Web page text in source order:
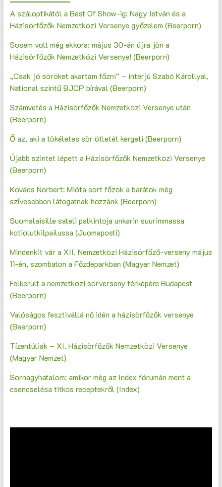
A száloptikától a Best Of Show-ig: Nagy István és a
Házisörfőzők Nemzetközi Versenye győzelem (Beerporn)
Sosem volt még ekkora: május 30-án újra jön a
Házisörfőzők Nemzetközi Versenye! (Beerporn)
„Csak jó söröket akartam főzni” – interjú Szabó Károllyal,
National szintű BJCP bírával (Beerporn)
Számvetés a Házisörfőzők Nemzetközi Versenye után
(Beerporn)
Ő az, aki a tökéletes sör ötletét kergeti (Beerporn)
Újabb szintet lépett a Házisörfőzők Nemzetközi Versenye
(Beerporn)
Kovács Norbert: Mióta sört főzök a barátok még
szívesebben látogatnak hozzánk (Beerporn)
Suomalaisille sateli palkintoja unkarin suurimmassa
kotiolutkilpailussa (Juomaposti)
Mindenkit vár a XII. Nemzetközi Házisörfőző-verseny május
11-én, szombaton a Főzdeparkban (Magyar Nemzet)
Felkerült a nemzetközi sörverseny térképére Budapest
(Beerporn)
Valóságos fesztivállá nő idén a házisörfőzők versenye
(Beerporn)
Tízentúliak – XI. Házisörfőzők Nemzetközi Versenye
(Magyar Nemzet)
Sörnagyhatalom: amikor még az Index fórumán ment a
csencselésa titkos receptekről (Index)